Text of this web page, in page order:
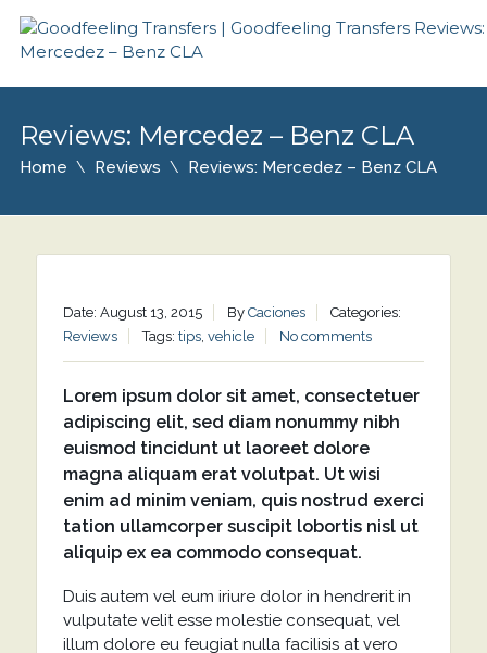
Reviews: Mercedez – Benz CLA
Home Reviews Reviews: Mercedez – Benz CLA
Date: August 13, 2015 By Caciones
Categories:
Reviews
Tags: tips, vehicle No comments
Lorem ipsum dolor sit amet, consectetuer
adipiscing elit, sed diam nonummy nibh
euismod tincidunt ut laoreet dolore
magna aliquam erat volutpat. Ut wisi
enim ad minim veniam, quis nostrud exerci
tation ullamcorper suscipit lobortis nisl ut
aliquip ex ea commodo consequat.
Duis autem vel eum iriure dolor in hendrerit in
vulputate velit esse molestie consequat, vel
illum dolore eu feugiat nulla facilisis at vero